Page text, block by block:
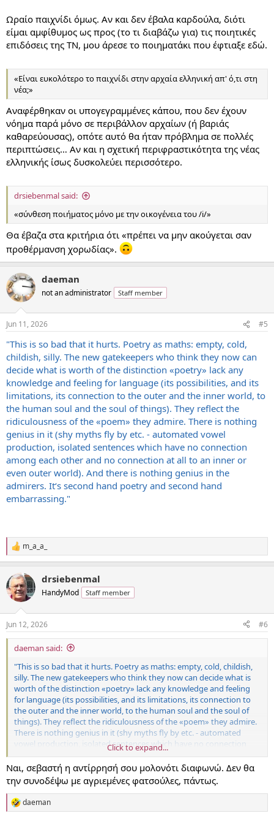
Ωραίο παιχνίδι όμως. Αν και δεν έβαλα καρδούλα, διότι
είμαι αμφίθυμος ως προς (το τι διαβάζω για) τις ποιητικές
επιδόσεις της ΤΝ, μου άρεσε το ποιηματάκι που έφτιαξε εδώ.
«Είναι ευκολότερο το παιχνίδι στην αρχαία ελληνική απ' ό,τι στη
νέα;»
Αναφέρθηκαν οι υπογεγραμμένες κάπου, που δεν έχουν
νόημα παρά μόνο σε περιβάλλον αρχαίων (ή βαριάς
καθαρεύουσας), οπότε αυτό θα ήταν πρόβλημα σε πολλές
περιπτώσεις… Αν και η σχετική περιφραστικότητα της νέας
ελληνικής ίσως δυσκολεύει περισσότερο.
drsiebenmal said:
«σύνθεση ποιήματος μόνο με την οικογένεια του /i/»
Θα έβαζα στα κριτήρια ότι «πρέπει να μην ακούγεται σαν
προθέρμανση χορωδίας».
daeman
not an administrator Staff member
Jun 11, 2026 #5
"This is so bad that it hurts. Poetry as maths: empty, cold,
childish, silly. The new gatekeepers who think they now can
decide what is worth of the distinction «poetry» lack any
knowledge and feeling for language (its possibilities, and its
limitations, its connection to the outer and the inner world, to
the human soul and the soul of things). They reflect the
ridiculousness of the «poem» they admire. There is nothing
genius in it (shy myths fly by etc. - automated vowel
production, isolated sentences which have no connection
among each other and no connection at all to an inner or
even outer world). And there is nothing genius in the
admirers. It‘s second hand poetry and second hand
embarrassing."
R
e
c
t
i
s
:
m_a_a_
drsiebenmal
HandyMod Staff member
Jun 12, 2026 #6
daeman said:
"This is so bad that it hurts. Poetry as maths: empty, cold, childish,
silly. The new gatekeepers who think they now can decide what is
worth of the distinction «poetry» lack any knowledge and feeling
for language (its possibilities, and its limitations, its connection to
the outer and the inner world, to the human soul and the soul of
things). They reflect the ridiculousness of the «poem» they admire.
There is nothing genius in it (shy myths fly by etc. - automated
vowel production, isolated sentences which have no connection
among each other and no connection at all to an inner or even
outer world). And there is nothing genius in the admirers. It‘s
second hand poetry and second hand embarrassing."
Click to expand...
Ναι, σεβαστή η αντίρρησή σου μολονότι διαφωνώ. Δεν θα
την συνοδέψω με αγριεμένες φατσούλες, πάντως.
R
daeman